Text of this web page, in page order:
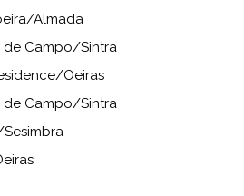
Almada
de Campo/Sintra
Oeiras
de Campo/Sintra